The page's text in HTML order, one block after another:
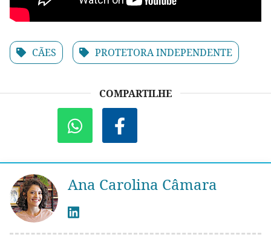
CÃES PROTETORA INDEPENDENTE
COMPARTILHE
Ana Carolina Câmara